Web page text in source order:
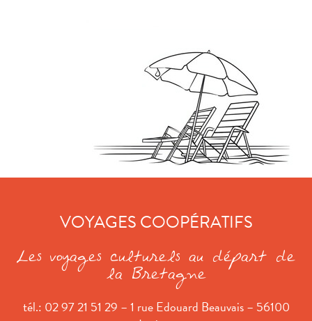
VOYAGES COOPÉRATIFS
Les voyages culturels au départ de
la Bretagne
tél.: 02 97 21 51 29 – 1 rue Edouard Beauvais – 56100